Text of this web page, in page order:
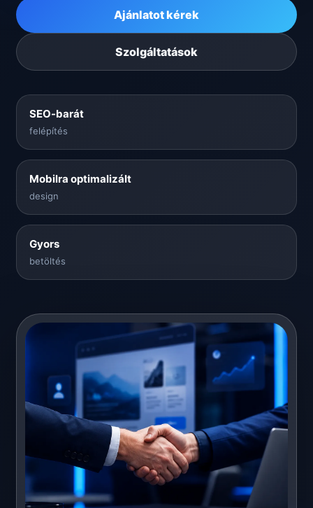
Ajánlatot kérek
Szolgáltatások
SEO-barát
felépítés
Mobilra optimalizált
design
Gyors
betöltés